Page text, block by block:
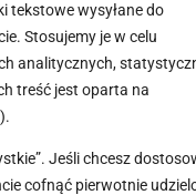
tekstowe wysyłane do
Stosujemy je w celu
analitycznych,
treść jest oparta na
Jeśli chcesz
cofnąć pierwotnie